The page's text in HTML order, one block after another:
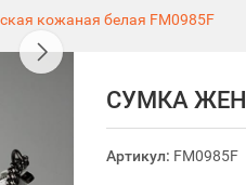
кожаная белая FM0985F
СУМКА
Артикул: FM0985F